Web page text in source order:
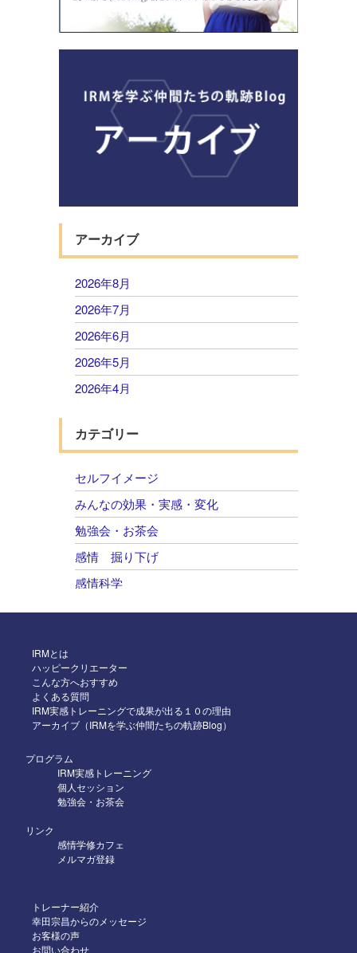
アーカイブ
2026年8月
2026年7月
2026年6月
2026年5月
2026年4月
2026年2月
2025年12月
2025年11月
2025年10月
2025年9月
2025年5月
2025年4月
2025年3月
2025年1月
2024年12月
2024年10月
2024年8月
2024年7月
カテゴリー
セルフイメージ
みんなの効果・実感・変化
勉強会・お茶会
感情 掘り下げ
感情科学
自己肯定感 感情のコントロール
IRMとは
ハッピークリエーター
こんな方へおすすめ
よくある質問
IRM実感トレーニングで成果が出る１０の理由
アーカイブ（IRMを学ぶ仲間たちの軌跡Blog）
プログラム
IRM実感トレーニング
個人セッション
勉強会・お茶会
リンク
感情学修カフェ
メルマガ登録
トレーナー紹介
幸田宗昌からのメッセージ
お客様の声
お問い合わせ